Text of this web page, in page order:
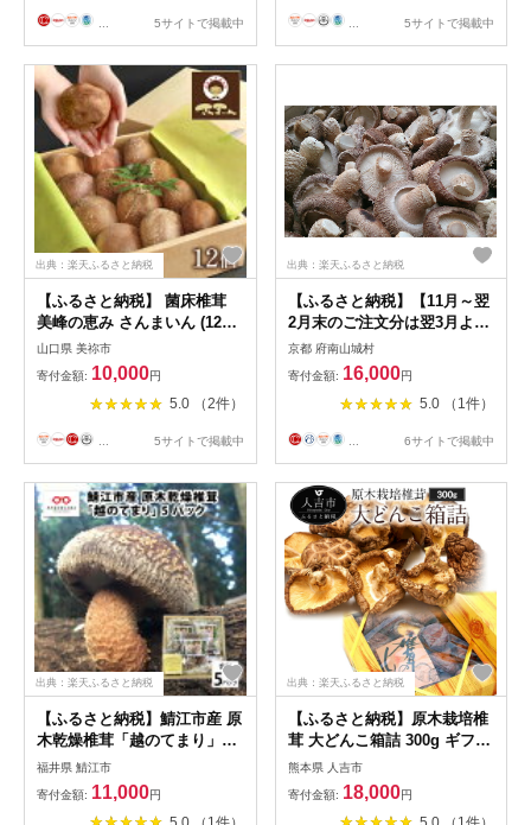
税 国産 北海道産 北海道 下川
町 F4G-0013
5サイトで掲載中 5サイトで掲載中
出典：楽天ふるさと納税
【ふるさと納税】 菌床椎茸
美峰の恵み さんまいん (12個)
｜ 椎茸 しいたけ 菌床 きのこ
さんまいん 肉厚 山口 美祢市
美祢 特産品 秋吉台
山口県 美祢市
寄付金額: 10,000円
5.0 （2件）
5サイトで掲載中
出典：楽天ふるさと納税
【ふるさと納税】【11月～翌
2月末のご注文分は翌3月より
随時発送】山田さんの肉厚・
ぷりぷりの原木栽培しいたけ
1.5kg 野菜 きのこ お届
け：11月～翌2月末のご注文
分は翌3月より随時発送
京都 府南山城村
寄付金額: 16,000円
5.0 （1件）
6サイトで掲載中
出典：楽天ふるさと納税
【ふるさと納税】鯖江市産 原
木乾燥椎茸「越のてまり」
（大・中サイズ）3パック
&（小サイズ）2パック 計5
パック / 国産 きのこ 調理 グ
福井県 鯖江市
寄付金額: 11,000円
出典：楽天ふるさと納税
【ふるさと納税】原木栽培椎
茸 大どんこ箱詰 300g ギフト
箱入り 椎茸 しいたけ 干し椎
茸 干ししいたけ 乾椎茸 きの
こ 熊本県人吉産 九州 5〜
熊本県 人吉市
寄付金額: 18,000円